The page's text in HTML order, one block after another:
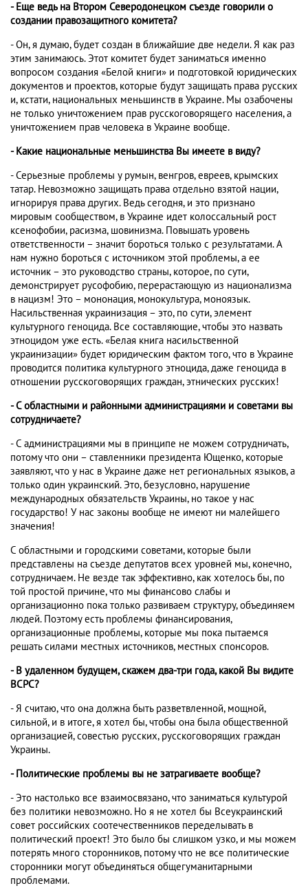
- Еще ведь на Втором Северодонецком съезде говорили о
создании правозащитного комитета?
- Он, я думаю, будет создан в ближайшие две недели. Я как раз
этим занимаюсь. Этот комитет будет заниматься именно
вопросом создания «Белой книги» и подготовкой юридических
документов и проектов, которые будут защищать права русских
и, кстати, национальных меньшинств в Украине. Мы озабочены
не только уничтожением прав русскоговорящего населения, а
уничтожением прав человека в Украине вообще.
- Какие национальные меньшинства Вы имеете в виду?
- Серьезные проблемы у румын, венгров, евреев, крымских
татар. Невозможно защищать права отдельно взятой нации,
игнорируя права других. Ведь сегодня, и это признано
мировым сообществом, в Украине идет колоссальный рост
ксенофобии, расизма, шовинизма. Повышать уровень
ответственности – значит бороться только с результатами. А
нам нужно бороться с источником этой проблемы, а ее
источник – это руководство страны, которое, по сути,
демонстрирует русофобию, перерастающую из национализма
в нацизм! Это – мононация, монокультура, моноязык.
Насильственная украинизация – это, по сути, элемент
культурного геноцида. Все составляющие, чтобы это назвать
этноцидом уже есть. «Белая книга насильственной
украинизации» будет юридическим фактом того, что в Украине
проводится политика культурного этноцида, даже геноцида в
отношении русскоговорящих граждан, этнических русских!
- С областными и районными администрациями и советами вы
сотрудничаете?
- С администрациями мы в принципе не можем сотрудничать,
потому что они – ставленники президента Ющенко, которые
заявляют, что у нас в Украине даже нет региональных языков, а
только один украинский. Это, безусловно, нарушение
международных обязательств Украины, но такое у нас
государство! У нас законы вообще не имеют ни малейшего
значения!
С областными и городскими советами, которые были
представлены на съезде депутатов всех уровней мы, конечно,
сотрудничаем. Не везде так эффективно, как хотелось бы, по
той простой причине, что мы финансово слабы и
организационно пока только развиваем структуру, объединяем
людей. Поэтому есть проблемы финансирования,
организационные проблемы, которые мы пока пытаемся
решать силами местных источников, местных спонсоров.
- В удаленном будущем, скажем два-три года, какой Вы видите
ВСРС?
- Я считаю, что она должна быть разветвленной, мощной,
сильной, и в итоге, я хотел бы, чтобы она была общественной
организацией, совестью русских, русскоговорящих граждан
Украины.
- Политические проблемы вы не затрагиваете вообще?
- Это настолько все взаимосвязано, что заниматься культурой
без политики невозможно. Но я не хотел бы Всеукраинский
совет российских соотечественников переделывать в
политический проект! Это было бы слишком узко, и мы можем
потерять много сторонников, потому что не все политические
сторонники могут объединяться общегуманитарными
проблемами.